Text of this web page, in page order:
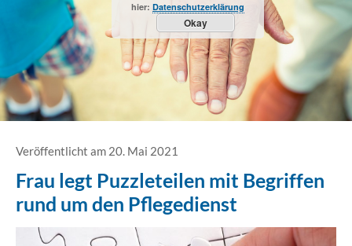
Blog
Kontakt
Datenschutzerklärung
Veröffentlicht am 20. Mai 2021
Frau legt Puzzleteilen mit Begriffen
rund um den Pflegedienst
hier: Datenschutzerklärung
Okay